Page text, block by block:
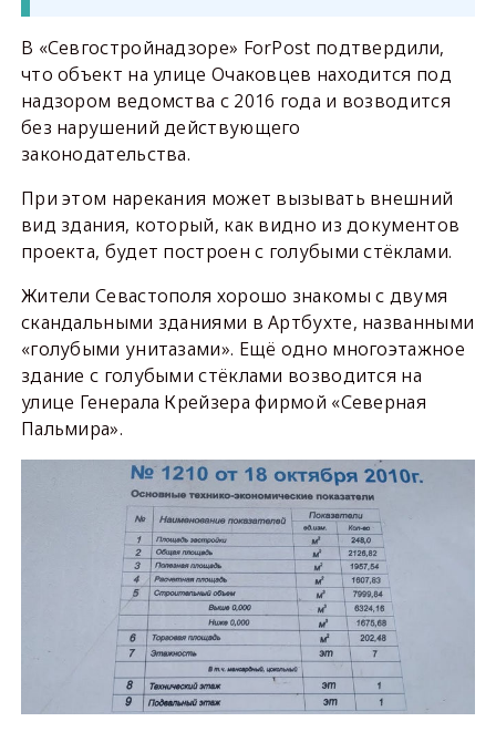
В «Севгостройнадзоре» ForPost подтвердили,
что объект на улице Очаковцев находится под
надзором ведомства с 2016 года и возводится
без нарушений действующего
законодательства.
При этом нарекания может вызывать внешний
вид здания, который, как видно из документов
проекта, будет построен с голубыми стёклами.
Жители Севастополя хорошо знакомы с двумя
скандальными зданиями в Артбухте, названными
«голубыми унитазами». Ещё одно многоэтажное
здание с голубыми стёклами возводится на
улице Генерала Крейзера фирмой «Северная
Пальмира».